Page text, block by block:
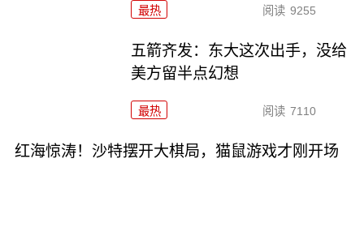
最热 阅读 9255
五箭齐发：东大这次出手，没给
美方留半点幻想
最热 阅读 7110
红海惊涛！沙特摆开大棋局，猫鼠游戏才刚开场